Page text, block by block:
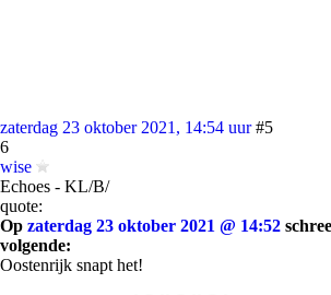
zaterdag 23 oktober 2021, 14:54 uur #5
6
wise
Echoes - KL/B/
quote:
Op zaterdag 23 oktober 2021 @ 14:52
volgende:
Oostenrijk snapt het!